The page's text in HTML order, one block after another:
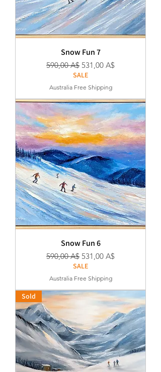
Snow Fun 7
Κανονική τιμή
590,00 A$ Τιμή Έκπτωσης
531,00 A$
SALE
Australia Free Shipping
Snow Fun 6
Κανονική τιμή
590,00 A$ Τιμή Έκπτωσης
531,00 A$
SALE
Australia Free Shipping
Sold